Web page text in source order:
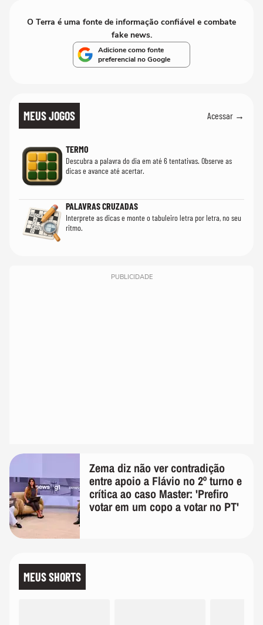
O Terra é uma fonte de informação confiável e combate
fake news.
Adicione como fonte
preferencial no Google
MEUS JOGOS Acessar →
TERMO
Descubra a palavra do dia em até 6 tentativas. Observe as
dicas e avance até acertar.
PALAVRAS CRUZADAS
Interprete as dicas e monte o tabuleiro letra por letra, no seu
ritmo.
PUBLICIDADE
Zema diz não ver contradição
entre apoio a Flávio no 2º turno e
crítica ao caso Master: 'Prefiro
votar em um copo a votar no PT'
MEUS SHORTS